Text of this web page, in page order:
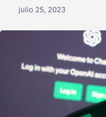
julio 25, 2023